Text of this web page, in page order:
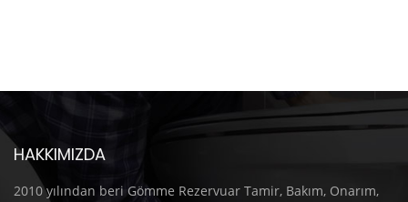
HAKKIMIZDA
2010 yılından beri Gömme Rezervuar Tamir, Bakım, Onarım,